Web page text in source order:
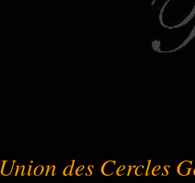
Union des Cercles